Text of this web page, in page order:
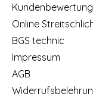
Online
BGS technic
Impressum
AGB